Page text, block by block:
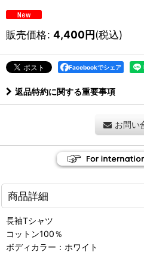
販売価格: 4,400円(税込)
Facebookでシェア
返品特約に関する重要事項
お問い
商品詳細
長袖Tシャツ
コットン100％
ボディカラー：ホワイト